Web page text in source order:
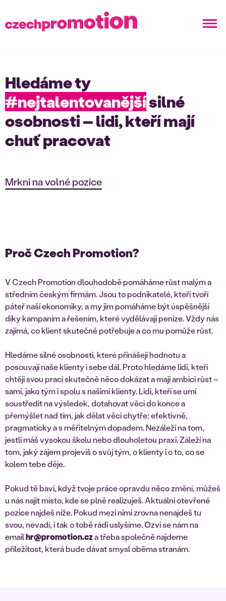
Hledáme ty
#nejtalentovanějšísilné
osobnosti – lidi, kteří mají
chuť pracovat
Mrkni na volné pozice
Proč Czech Promotion?
V Czech Promotion dlouhodobě pomáháme růst malým a
středním českým firmám. Jsou to podnikatelé, kteří tvoří
páteř naší ekonomiky, a my jim pomáháme být úspěšnější
díky kampaním a řešením, které vydělávají peníze. Vždy nás
zajímá, co klient skutečně potřebuje a co mu pomůže růst.
Hledáme silné osobnosti, které přinášejí hodnotu a
posouvají naše klienty i sebe dál. Proto hledáme lidi, kteří
chtějí svou prací skutečně něco dokázat a mají ambici růst –
sami, jako tým i spolu s našimi klienty. Lidi, kteří se umí
soustředit na výsledek, dotahovat věci do konce a
přemýšlet nad tím, jak dělat věci chytře: efektivně,
pragmaticky a s měřitelným dopadem. Nezáleží na tom,
jestli máš vysokou školu nebo dlouholetou praxi. Záleží na
tom, jaký zájem projevíš o svůj tým, o klienty i o to, co se
kolem tebe děje.
Pokud tě baví, když tvoje práce opravdu něco změní, můžeš
u nás najít místo, kde se plně realizuješ. Aktuální otevřené
pozice najdeš níže. Pokud mezi nimi zrovna nenajdeš tu
svou, nevadí, i tak o tobě rádi uslyšíme. Ozvi se nám na
emailhr@promotion.cza třeba společně najdeme
příležitost, která bude dávat smysl oběma stranám.